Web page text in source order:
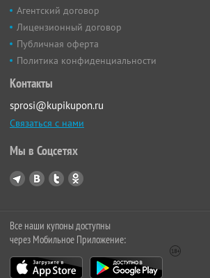
Агентский договор
Лицензионный договор
Публичная оферта
Политика конфиденциальности
Контакты
sprosi@kupikupon.ru
Связаться с нами
Мы в Соцсетях
Все наши купоны доступны
через Мобильное Приложение: